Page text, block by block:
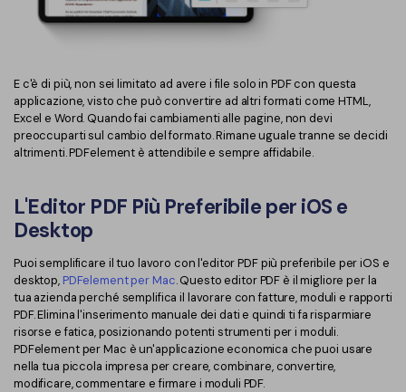
E c'è di più, non sei limitato ad avere i file solo in PDF con questa
applicazione, visto che può convertire ad altri formati come HTML,
Excel e Word. Quando fai cambiamenti alle pagine, non devi
preoccuparti sul cambio del formato. Rimane uguale tranne se decidi
altrimenti. PDFelement è attendibile e sempre affidabile.
L'Editor PDF Più Preferibile per iOS e
Desktop
Puoi semplificare il tuo lavoro con l'editor PDF più preferibile per iOS e
desktop, PDFelement per Mac. Questo editor PDF è il migliore per la
tua azienda perché semplifica il lavorare con fatture, moduli e rapporti
PDF. Elimina l'inserimento manuale dei dati e quindi ti fa risparmiare
risorse e fatica, posizionando potenti strumenti per i moduli.
PDFelement per Mac è un'applicazione economica che puoi usare
nella tua piccola impresa per creare, combinare, convertire,
modificare, commentare e firmare i moduli PDF.